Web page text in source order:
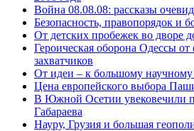
Война 08.08.08: рассказы
Безопасность, правопорядок и
От детских пробежек во дворе
Героическая оборона Одессы
захватчиков
От идеи – к большому научному
Цена европейского выбора
В Южной Осетии увековечили
Габараева
Науру, Грузия и большая